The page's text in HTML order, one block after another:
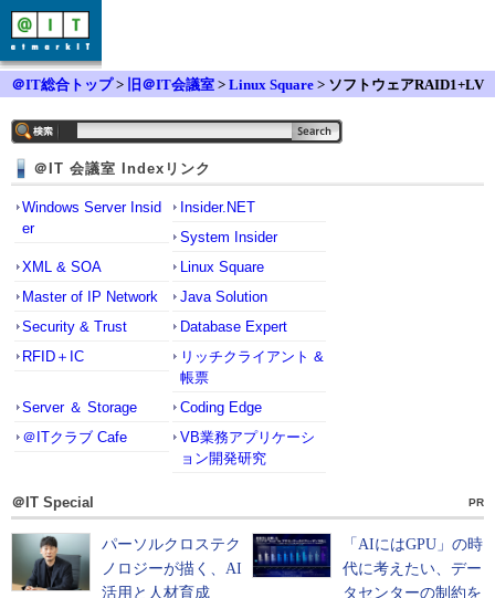
＠IT総合トップ> 旧＠IT会議室 > Linux Square > ソフトウェアRAID1+LV
＠IT 会議室 Indexリンク
Windows Server Insid
er
Insider.NET
System Insider
XML & SOA
Linux Square
Master of IP Network
Java Solution
Security & Trust
Database Expert
RFID＋IC
リッチクライアント &
帳票
Server ＆ Storage
Coding Edge
＠ITクラブ Cafe
VB業務アプリケーシ
ョン開発研究
＠IT Special PR